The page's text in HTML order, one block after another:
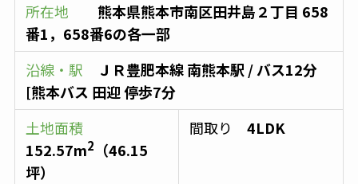
所在地
熊本県熊本市南区田井島２丁目 658
番1，658番6の各一部
沿線・駅 ＪＲ豊肥本線南熊本駅/ バス12分
[熊本バス 田迎 停歩7分
土地面積
152.57m2 （46.15
坪）
間取り4LDK